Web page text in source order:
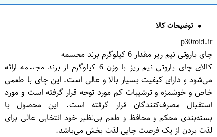
توضیحات کالا
p30roid.ir
چای باروتی نیم ریز مقدار 6 کیلوگرم برند مجسمه
کالای چای باروتی نیم ریز با وزن 6 کیلوگرم از برند مجسمه ارائه
می‌شود و دارای کیفیت بسیار بالا و عالی است. این چای با طعمی
خاص و خوشمزه و ترشیبات کم مورد توجه قرار گرفته است و مورد
استقبال مصرف‌کنندگان قرار گرفته است. این محصول با
بسته‌بندی محکم و محافظ و طعم بی‌نظیر خود انتخابی عالی برای
لذت بردن از یک فرصت چایی لذت بخش می‌باشد.